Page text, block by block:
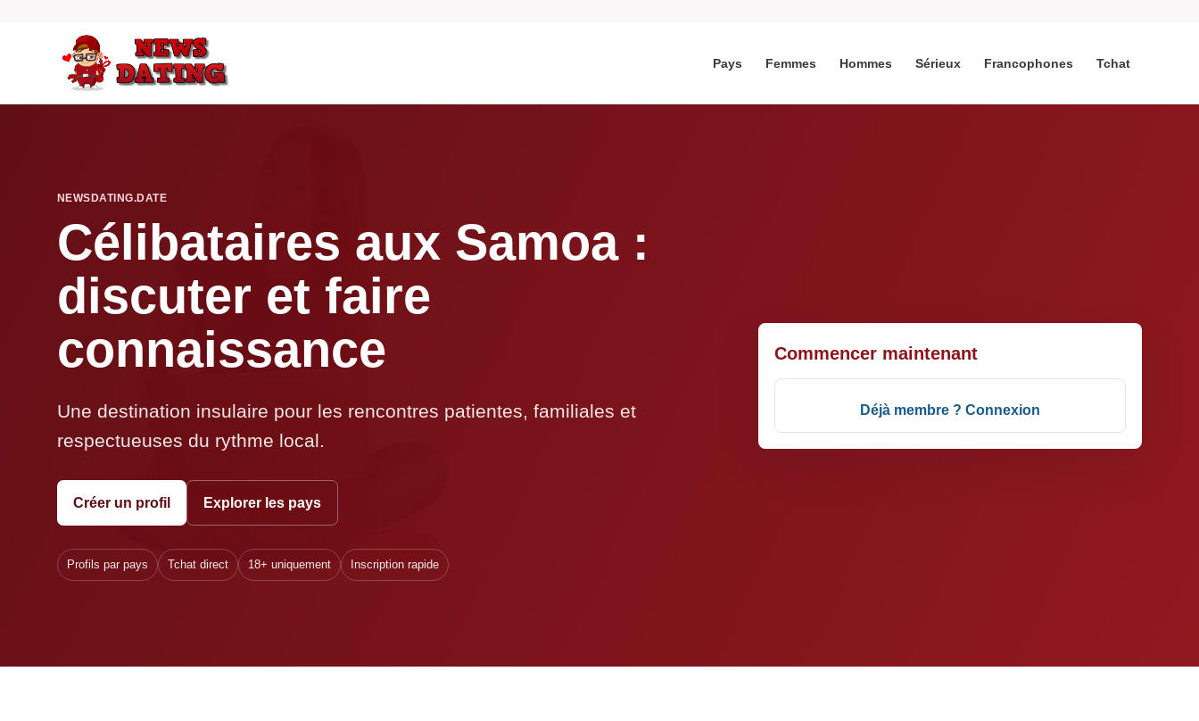
Pays Femmes Hommes Sérieux Francophones Tchat
NEWSDATING.DATE
Célibataires aux Samoa :
discuter et faire
connaissance
Une destination insulaire pour les rencontres patientes, familiales et
respectueuses du rythme local.
Créer un profil Explorer les pays
Profils par pays Tchat direct 18+ uniquement Inscription rapide
Commencer maintenant
Déjà membre ? Connexion